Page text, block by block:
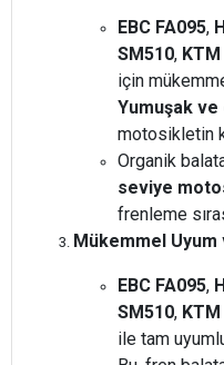
EBC FA095,
SM510,
için
Yumuşak
motosikletin
Organik
seviye
frenleme
Mükemmel
EBC FA095,
SM510,
ile tam